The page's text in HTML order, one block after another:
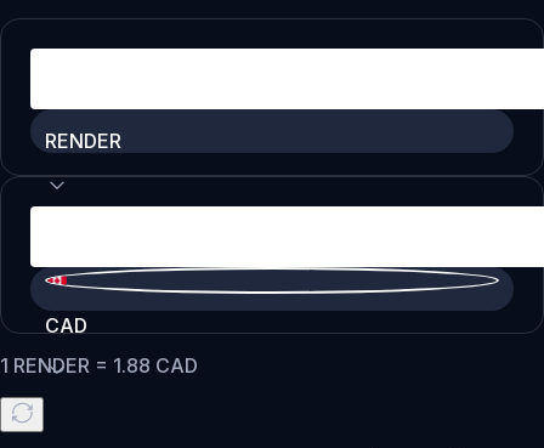
RENDER
CAD
1 RENDER = 1.88 CAD